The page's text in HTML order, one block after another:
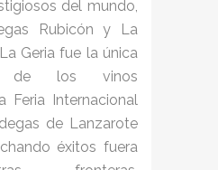
del mundo,
Rubicón y La
Geria fue la única
de los vinos
Feria Internacional
de Lanzarote
éxitos fuera